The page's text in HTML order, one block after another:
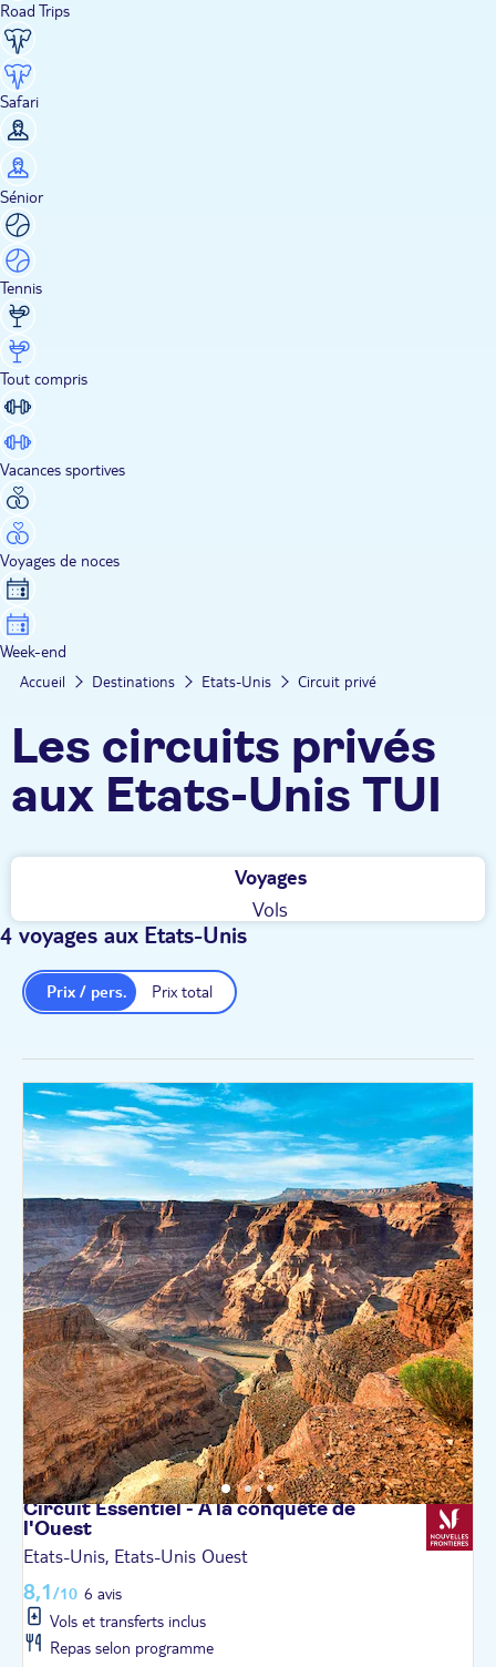
Road Trips
Safari
Sénior
Tennis
Tout compris
Vacances sportives
Voyages de noces
Week-end
Accueil Destinations Etats-Unis Circuit privé
Les circuits privés
aux Etats-Unis TUI
Voyages
Vols
4 voyages aux Etats-Unis
Prix total
Prix / pers.
Circuit Essentiel - À la conquête de
l'Ouest
Etats-Unis, Etats-Unis Ouest
8,1/10 6 avis
Vols et transferts inclus
Repas selon programme